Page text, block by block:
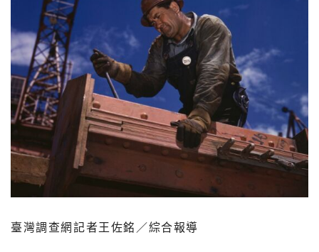
臺灣調查網記者王佐銘／綜合報導